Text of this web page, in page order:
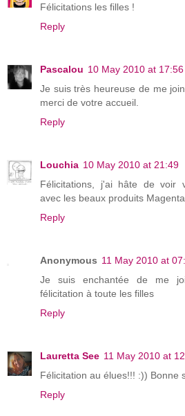
Félicitations les filles !
Reply
Pascalou 10 May 2010 at 17:56
Je suis très heureuse de me
merci de votre accueil.
Reply
Louchia 10 May 2010 at 21:49
Félicitations, j'ai hâte de voir
avec les beaux produits
Reply
Anonymous 11 May 2010 at
Je suis enchantée de me
félicitation à toute les filles
Reply
Lauretta See 11 May 2010 at
Félicitation au élues!!! :)) Bonne
Reply